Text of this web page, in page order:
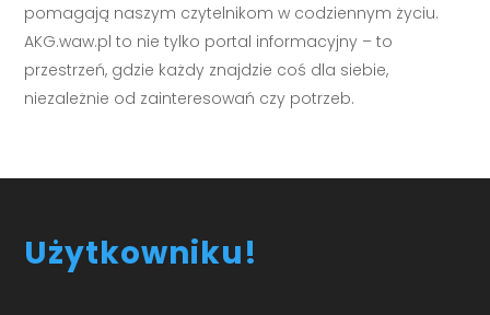
pomagają naszym czytelnikom w codziennym życiu.
AKG.waw.pl to nie tylko portal informacyjny – to
przestrzeń, gdzie każdy znajdzie coś dla siebie,
niezależnie od zainteresowań czy potrzeb.
Użytkowniku!